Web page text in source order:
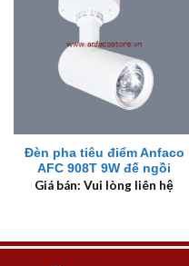
Đèn pha tiêu điểm Anfaco
AFC 908T 9W đế ngồi
Giá bán: Vui lòng liên hệ